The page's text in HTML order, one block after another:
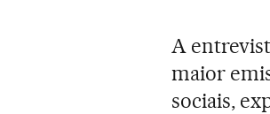
A
maior
sociais,